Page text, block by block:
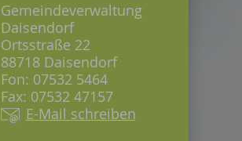
Gemeindeverwaltung
Daisendorf
Ortsstraße 22
88718 Daisendorf
Fon: 07532 5464
Fax: 07532 47157
E-Mail schreiben